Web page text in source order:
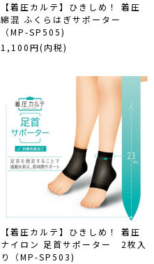
【着圧カルテ】ひきしめ！ 着圧
綿混 ふくらはぎサポーター
（MP-SP505)
1,100円(内税)
【着圧カルテ】ひきしめ！ 着圧
ナイロン 足首サポーター 2枚入
り（MP-SP503)